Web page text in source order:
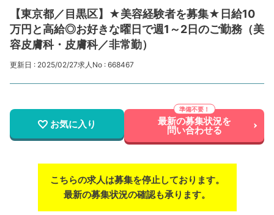
【東京都／目黒区】★美容経験者を募集★日給10
万円と高給◎お好きな曜日で週1～2日のご勤務（美
容皮膚科・皮膚科／非常勤）
更新日 : 2025/02/27求人No : 668467
お気に入り 最新の募集状況を
問い合わせる
こちらの求人は募集を停止しております。
最新の募集状況の確認も承ります。